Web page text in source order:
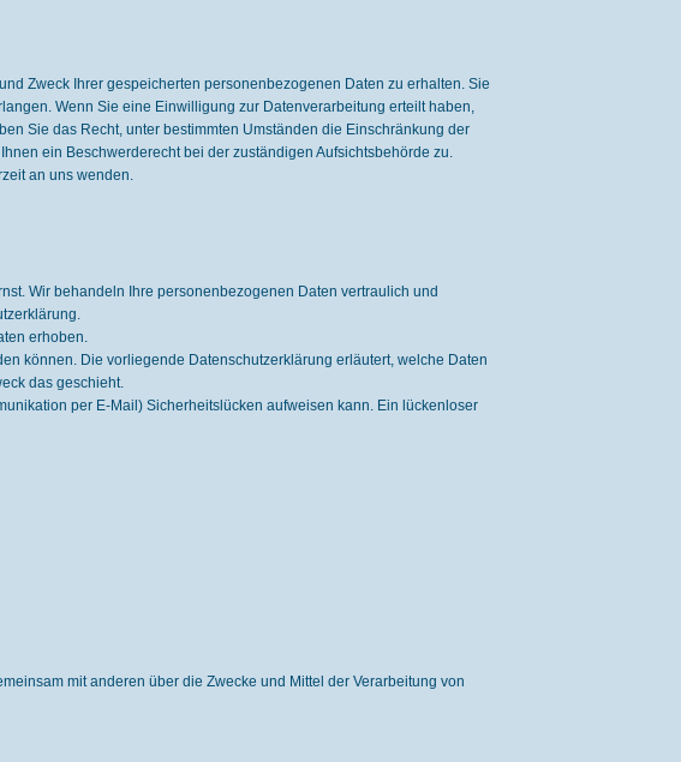
Zweck Ihrer gespeicherten personenbezogenen Daten zu erhalten. Sie
Wenn Sie eine Einwilligung zur Datenverarbeitung erteilt haben,
Sie das Recht, unter bestimmten Umständen die Einschränkung der
ein Beschwerderecht bei der zuständigen Aufsichtsbehörde zu.
an uns wenden.
Wir behandeln Ihre personenbezogenen Daten vertraulich und
erhoben.
können. Die vorliegende Datenschutzerklärung erläutert, welche Daten
das geschieht.
per E-Mail) Sicherheitslücken aufweisen kann. Ein lückenloser
mit anderen über die Zwecke und Mittel der Verarbeitung von